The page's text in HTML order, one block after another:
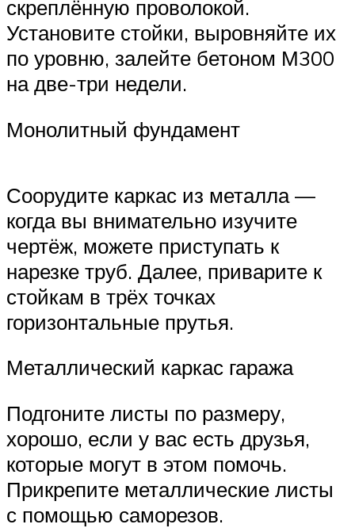
скреплённую проволокой.
Установите стойки, выровняйте их
по уровню, залейте бетоном М300
на две-три недели.
Монолитный фундамент
Соорудите каркас из металла —
когда вы внимательно изучите
чертёж, можете приступать к
нарезке труб. Далее, приварите к
стойкам в трёх точках
горизонтальные прутья.
Металлический каркас гаража
Подгоните листы по размеру,
хорошо, если у вас есть друзья,
которые могут в этом помочь.
Прикрепите металлические листы
с помощью саморезов.